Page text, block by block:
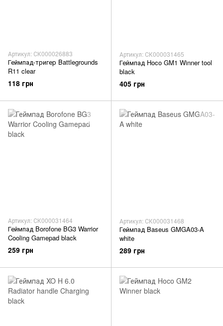
Артикул: СК000026883
Геймпад-тригер Battlegrounds
R11 clear
118 грн
Артикул: СК000031465
Геймпад Hoco GM1 Winner tool
black
405 грн
Артикул: СК000031464
Геймпад Borofone BG3 Warrior
Cooling Gamepad black
259 грн
Артикул: СК000031468
Геймпад Baseus GMGA03-A
white
289 грн